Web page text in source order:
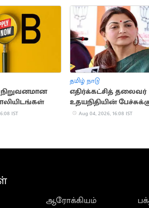
நிறுவனமான
IST
தமிழ் நாடு
எதிர்க்கட்சித் தலைவர்
உதயநிதியின்
கண்டனம்
Aug 04, 2026, 16:08 IST
ஆரோக்கியம்